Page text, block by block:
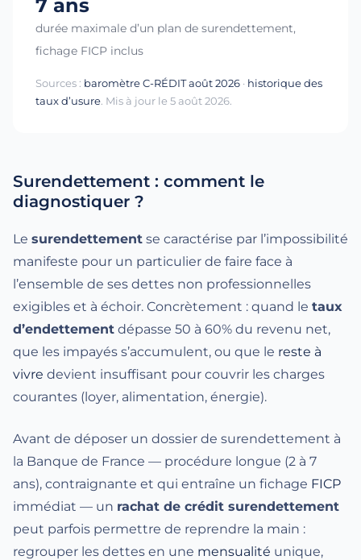
7 ans
durée maximale d’un plan de surendettement,
fichage FICP inclus
Sources : baromètre C-RÉDIT août 2026 · historique des
taux d’usure. Mis à jour le 5 août 2026.
Surendettement : comment le
diagnostiquer ?
Le surendettement se caractérise par l’impossibilité
manifeste pour un particulier de faire face à
l’ensemble de ses dettes non professionnelles
exigibles et à échoir. Concrètement : quand le taux
d’endettement dépasse 50 à 60% du revenu net,
que les impayés s’accumulent, ou que le reste à
vivre devient insuffisant pour couvrir les charges
courantes (loyer, alimentation, énergie).
Avant de déposer un dossier de surendettement à
la Banque de France — procédure longue (2 à 7
ans), contraignante et qui entraîne un fichage FICP
immédiat — un rachat de crédit surendettement
peut parfois permettre de reprendre la main :
regrouper les dettes en une mensualité unique,